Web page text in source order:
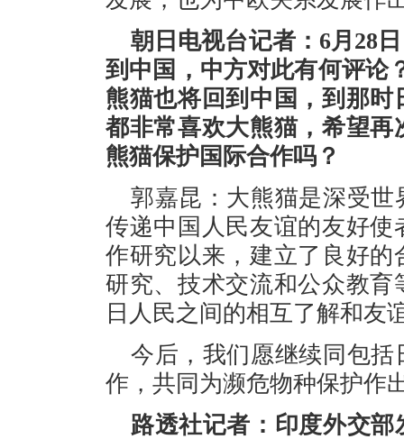
朝日电视台记者：6月28
到中国，中方对此有何评论
熊猫也将回到中国，到那
都非常喜欢大熊猫，希望
熊猫保护国际合作吗？
郭嘉昆：大熊猫是深受
传递中国人民友谊的友好
作研究以来，建立了良好
研究、技术交流和公众教
日人民之间的相互了解和友
今后，我们愿继续同包
作，共同为濒危物种保护作
路透社记者：印度外交